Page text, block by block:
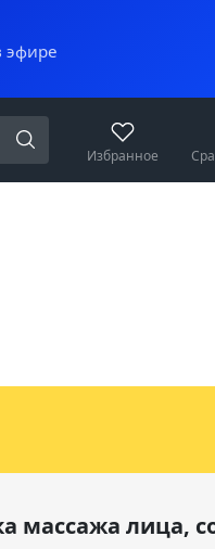
эфире
Избранное
массажа лица,